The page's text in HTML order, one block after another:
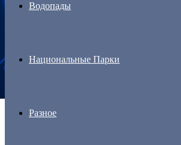
Водопады
Национальные Парки
Разное